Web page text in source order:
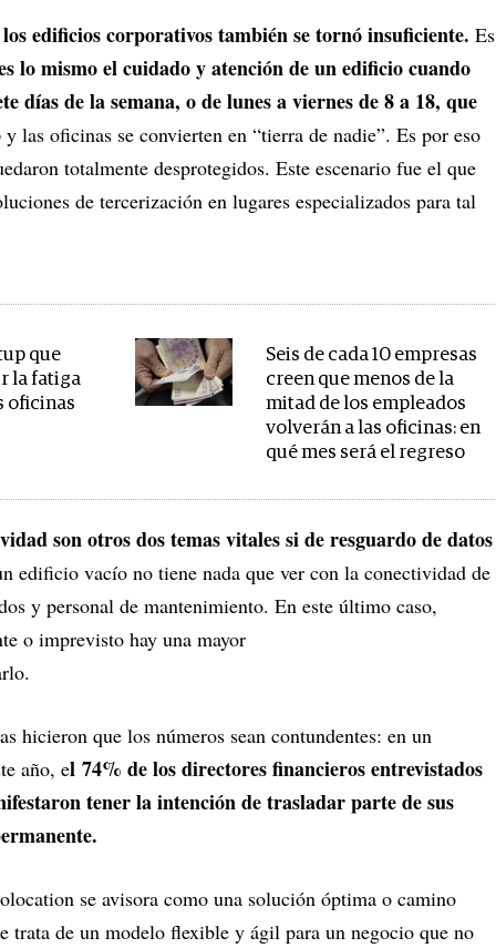
edificios corporativos también se tornó insuficiente. Es
lo mismo el cuidado y atención de un edificio cuando
días de la semana, o de lunes a viernes de 8 a 18, que
y las oficinas se convierten en “tierra de nadie”. Es por eso
totalmente desprotegidos. Este escenario fue el que
de tercerización en lugares especializados para tal
que
la fatiga
oficinas
Seis de cada 10 empresas
creen que menos de la
mitad de los empleados
volverán a las oficinas: en
qué mes será el regreso
son otros dos temas vitales si de resguardo de datos
edificio vacío no tiene nada que ver con la conectividad de
y personal de mantenimiento. En este último caso,
o imprevisto hay una mayor
hicieron que los números sean contundentes: en un
año, el 74% de los directores financieros entrevistados
tener la intención de trasladar parte de sus
se avisora como una solución óptima o camino
trata de un modelo flexible y ágil para un negocio que no